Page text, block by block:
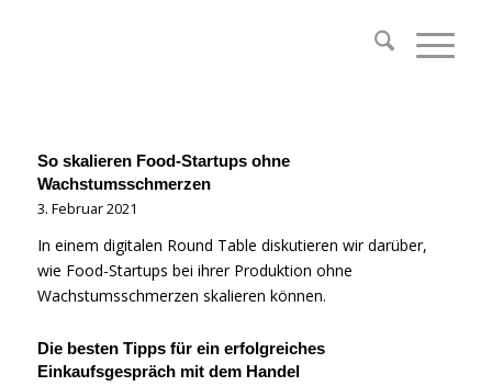
So skalieren Food-Startups ohne
Wachstumsschmerzen
3. Februar 2021
In einem digitalen Round Table diskutieren wir darüber,
wie Food-Startups bei ihrer Produktion ohne
Wachstumsschmerzen skalieren können.
Die besten Tipps für ein erfolgreiches
Einkaufsgespräch mit dem Handel